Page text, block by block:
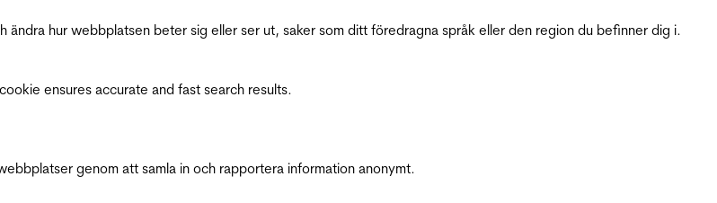
hur webbplatsen beter sig eller ser ut, saker som ditt föredragna språk eller den region du befinner dig i.
ensures accurate and fast search results.
genom att samla in och rapportera information anonymt.